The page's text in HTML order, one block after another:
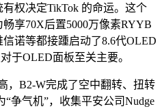
权决定TikTok 的命运。这个
享70X后置5000万像素RYYB
诺等都接踵启动了8.6代OLED
于OLED面板至关主要。
B2-W完成了空中翻转、扭转
“争气机”，收集平安公司Nudge